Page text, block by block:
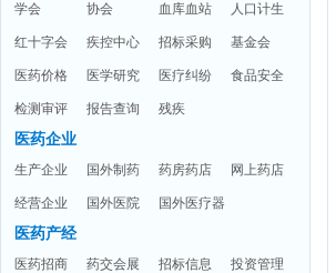
学会 协会 血库血站 人口计生
红十字会 疾控中心 招标采购 基金会
医药价格 医学研究 医疗纠纷 食品安全
检测审评 报告查询 残疾
医药企业
生产企业 国外制药 药房药店 网上药店
经营企业 国外医院 国外医疗器
医药产经
医药招商 药交会展 招标信息 投资管理